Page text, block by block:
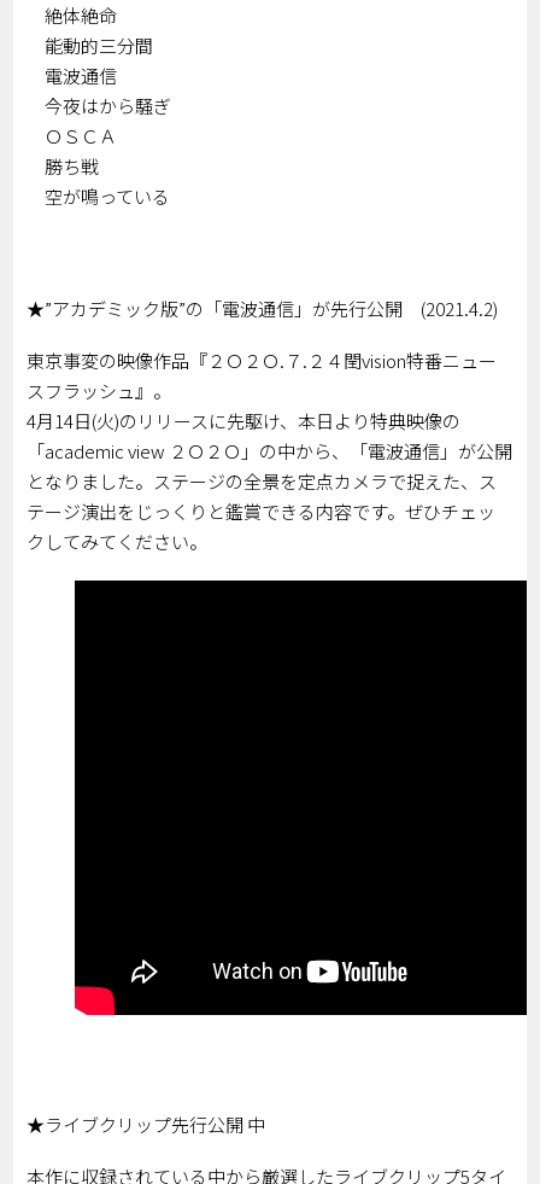
絶体絶命
能動的三分間
電波通信
今夜はから騒ぎ
ＯＳＣＡ
勝ち戦
空が鳴っている
★”アカデミック版”の「電波通信」が先行公開 (2021.4.2)
東京事変の映像作品『２Ｏ２Ｏ.７.２４閏vision特番ニュー
スフラッシュ』。
4月14日(火)のリリースに先駆け、本日より特典映像の
「academic view ２Ｏ２Ｏ」の中から、「電波通信」が公開
となりました。ステージの全景を定点カメラで捉えた、ス
テージ演出をじっくりと鑑賞できる内容です。ぜひチェッ
クしてみてください。
★ライブクリップ先行公開 中
本作に収録されている中から厳選したライブクリップ5タイ